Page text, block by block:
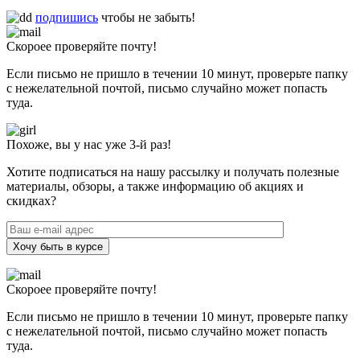
подпишись чтобы не забыть!
Скороее проверяйте почту!
Если письмо не пришло в течении 10 минут, проверьте папку
с нежелательной почтой, письмо случайно может попасть
туда.
Похоже, вы у нас уже 3-й раз!
Хотите подписаться на нашу рассылку и получать полезные
материалы, обзоры, а также информацию об акциях и
скидках?
Хочу быть в курсе
Скороее проверяйте почту!
Если письмо не пришло в течении 10 минут, проверьте папку
с нежелательной почтой, письмо случайно может попасть
туда.